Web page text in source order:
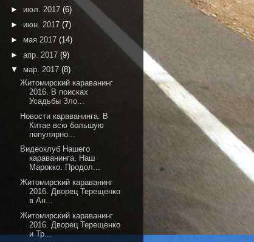
► июл. 2017 (6)
► июн. 2017 (7)
► мая 2017 (14)
► апр. 2017 (9)
▼ мар. 2017 (8)
Житомирский караванинг
2016. В поисках
Усадьбы Зло...
Новости караванинга. В
Китае всю большую
популярно...
Видеоклуб Нашего
караванинга. Наш
Марокко. Продол...
Житомирский караванинг
2016. Дворец Терещенко
в Ан...
Житомирский караванинг
2016. Дворец Терещенко
и Тр...